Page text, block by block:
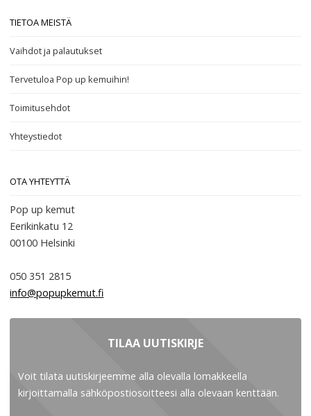
TIETOA MEISTÄ
Vaihdot ja palautukset
Tervetuloa Pop up kemuihin!
Toimitusehdot
Yhteystiedot
OTA YHTEYTTÄ
Pop up kemut
Eerikinkatu 12
00100 Helsinki
050 351 2815
info@popupkemut.fi
TILAA UUTISKIRJE
Voit tilata uutiskirjeemme alla olevalla lomakkeella
kirjoittamalla sähköpostiosoitteesi alla olevaan kenttään.